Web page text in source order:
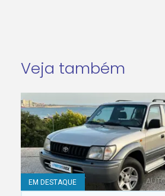
Veja também
EM DESTAQUE